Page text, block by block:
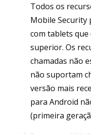
Todos os
Mobile Security
com tablets
superior. Os
chamadas não
não suportam
versão mais
para Android
(primeira